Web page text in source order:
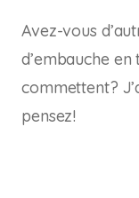
Avez-vous
d’embauche
commettent?
pensez!